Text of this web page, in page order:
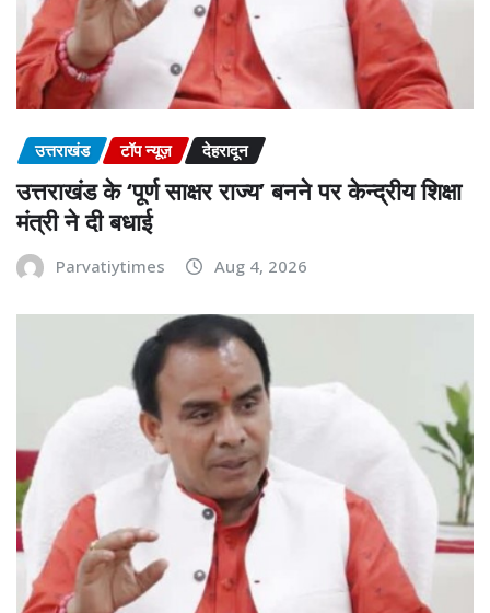
उत्तराखंड टॉप न्यूज़ देहरादून
उत्तराखंड के ‘पूर्ण साक्षर राज्य’ बनने पर केन्द्रीय शिक्षा
मंत्री ने दी बधाई
Parvatiytimes Aug 4, 2026